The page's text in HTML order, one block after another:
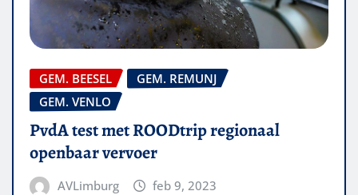
GEM. BEESEL
GEM. REMUNJ
GEM. VENLO
PvdA test met ROODtrip regionaal
openbaar vervoer
AVLimburg feb 9, 2023